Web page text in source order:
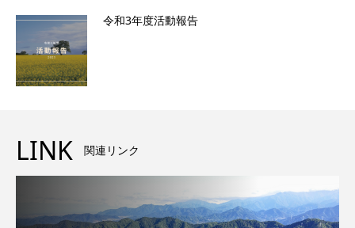
令和3年度活動報告
LINK 関連リンク